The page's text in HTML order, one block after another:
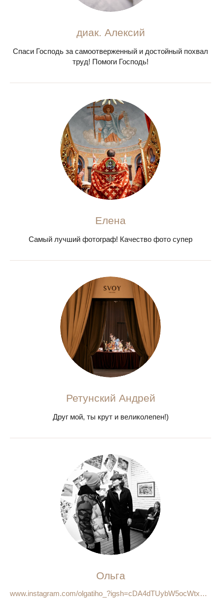
диак. Алексий
Спаси Господь за самоотверженный и достойный похвал
труд! Помоги Господь!
Елена
Самый лучший фотограф! Качество фото супер
Ретунский Андрей
Друг мой, ты крут и великолепен!)
Ольга
www.instagram.com/olgatiho_?igsh=cDA4dTUybW5ocWtx&utm_source=qr